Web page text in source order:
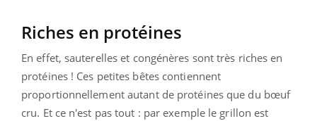
Riches en protéines
En effet, sauterelles et congénères sont très riches en
protéines ! Ces petites bêtes contiennent
proportionnellement autant de protéines que du bœuf
cru. Et ce n'est pas tout : par exemple le grillon est